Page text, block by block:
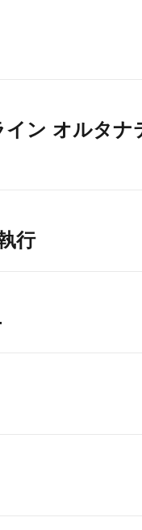
ン オルタナ
行